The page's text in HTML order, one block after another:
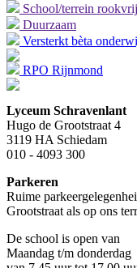
School/terrein rookvrij
Duurzaam
Versterkt bèta
RPO Rijnmond
Lyceum Schravenlant
Hugo de Grootstraat 4
3119 HA Schiedam
010 - 4093 300
Parkeren
Ruime
Grootstraat als op ons
De school is open van
Maandag t/m donderdag